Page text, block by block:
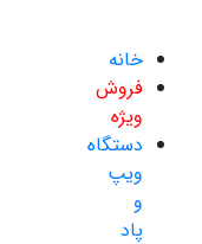
خانه
فروش
ویژه
دستگاه
ویپ
و
پاد